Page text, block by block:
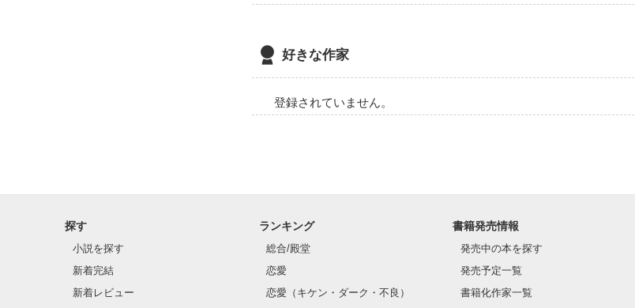
好きな作家
登録されていません。
探す
小説を探す
新着完結
新着レビュー
ランキング
総合/殿堂
恋愛
恋愛（キケン・ダーク・不良）
書籍発売情報
発売中の本を探す
発売予定一覧
書籍化作家一覧